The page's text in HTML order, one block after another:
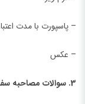
– پاسپورت با مدت
– عکس
3. سوالات مصاحبه سفارت سوئیس چه چیزهایی را شامل می شود؟